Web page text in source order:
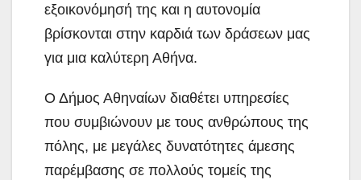
εξοικονόμησή της και η αυτονομία
βρίσκονται στην καρδιά των δράσεων μας
για μια καλύτερη Αθήνα.
Ο Δήμος Αθηναίων διαθέτει υπηρεσίες
που συμβιώνουν με τους ανθρώπους της
πόλης, με μεγάλες δυνατότητες άμεσης
παρέμβασης σε πολλούς τομείς της